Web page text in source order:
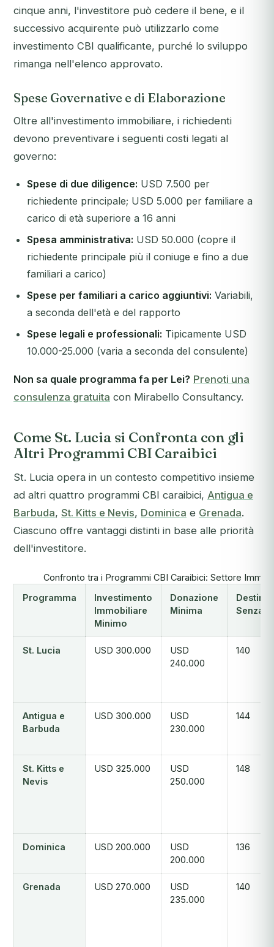
cinque anni, l'investitore può cedere il bene, e il
successivo acquirente può utilizzarlo come
investimento CBI qualificante, purché lo sviluppo
rimanga nell'elenco approvato.
Spese Governative e di Elaborazione
Oltre all'investimento immobiliare, i richiedenti
devono preventivare i seguenti costi legati al
governo:
Spese di due diligence: USD 7.500 per
richiedente principale; USD 5.000 per familiare a
carico di età superiore a 16 anni
Spesa amministrativa: USD 50.000 (copre il
richiedente principale più il coniuge e fino a due
familiari a carico)
Spese per familiari a carico aggiuntivi: Variabili,
a seconda dell'età e del rapporto
Spese legali e professionali: Tipicamente USD
10.000-25.000 (varia a seconda del consulente)
Non sa quale programma fa per Lei? Prenoti una
consulenza gratuita con Mirabello Consultancy.
Come St. Lucia si Confronta con gli
Altri Programmi CBI Caraibici
St. Lucia opera in un contesto competitivo insieme
ad altri quattro programmi CBI caraibici, Antigua e
Barbuda, St. Kitts e Nevis, Dominica e Grenada.
Ciascuno offre vantaggi distinti in base alle priorità
dell'investitore.
Confronto tra i Programmi CBI Caraibici: Settore
Programma
Investimento
Immobiliare
Minimo
Donazione
Minima
Senza
St. Lucia USD 300.000
USD
240.000
140
Antigua e
Barbuda
USD 300.000
USD
230.000
144
St. Kitts e
Nevis
USD 325.000
USD
250.000
148
Dominica USD 200.000
USD
200.000
136
Grenada USD 270.000
USD
235.000
140